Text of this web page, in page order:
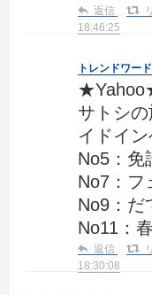
返信
18:46:25
トレンドワード
サトシ
イドイ
No5：免
No7：フ
No9：だ
No11：
返信
18:30:08